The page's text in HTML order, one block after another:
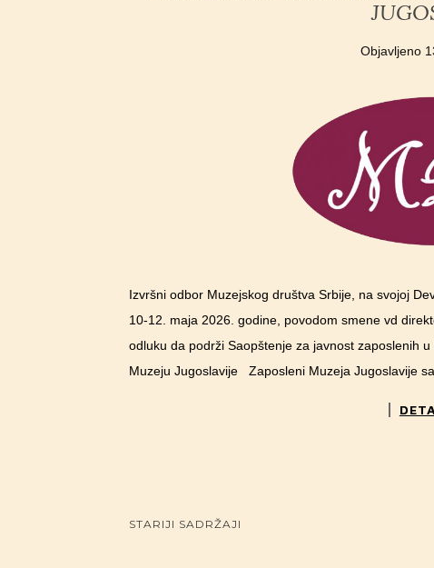
Objavljeno
Izvršni odbor Muzejskog društva Srbije, na svojoj
10-12. maja 2026. godine, povodom smene vd
odluku da podrži Saopštenje za javnost zaposlenih
Muzeju Jugoslavije Zaposleni Muzeja Jugoslavije
POSTS NAVIGATION
STARIJI SADRŽAJI